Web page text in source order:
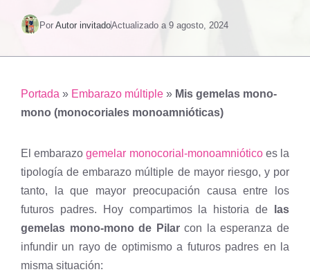
Por Autor invitadoActualizado a 9 agosto, 2024
Portada » Embarazo múltiple » Mis gemelas mono-
mono (monocoriales monoamnióticas)
El embarazogemelar monocorial-monoamnióticoes la
tipología de embarazo múltiple de mayor riesgo, y por
tanto, la que mayor preocupación causa entre los
futuros padres. Hoy compartimos la historia de
las
gemelas mono-mono de Pilarcon la esperanza de
infundir un rayo de optimismo a futuros padres en la
misma situación: